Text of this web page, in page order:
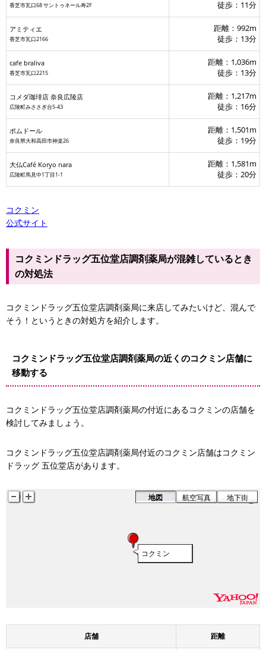
香芝市瓦口68 サントゥネール寿2F 徒歩：11分
アミティエ
香芝市瓦口2166
距離：992m
徒歩：13分
cafe braliva
香芝市瓦口2215
距離：1,036m
徒歩：13分
コメダ珈琲店 奈良広陵店
広陵町みささぎ台5-43
距離：1,217m
徒歩：16分
ポムドール
奈良県大和高田市神楽26
距離：1,501m
徒歩：19分
大仏Café Koryo nara
広陵町馬見中1丁目1-1
距離：1,581m
徒歩：20分
コクミン
公式サイト
コクミンドラッグ五位堂店調剤薬局が混雑しているとき
の対処法
コクミンドラッグ五位堂店調剤薬局に来店してみたいけど、混んで
そう！というときの対処方を紹介します。
コクミンドラッグ五位堂店調剤薬局の近くのコクミン店舗に
移動する
コクミンドラッグ五位堂店調剤薬局の付近にあるコクミンの店舗を
検討してみましょう。
コクミンドラッグ五位堂店調剤薬局付近のコクミン店舗はコクミン
ドラッグ 五位堂店があります。
コクミン
地図 航空写真 地下街
店舗 距離